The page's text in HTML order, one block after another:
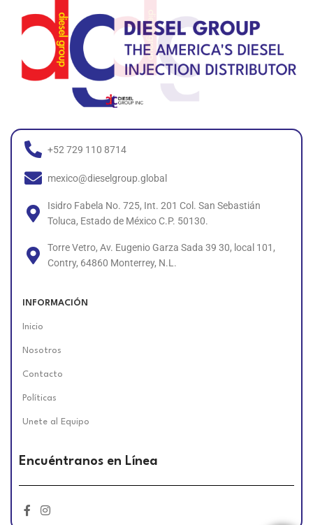
+52 729 110 8714
mexico@dieselgroup.global
Isidro Fabela No. 725, Int. 201 Col. San Sebastián
Toluca, Estado de México C.P. 50130.
Torre Vetro, Av. Eugenio Garza Sada 39 30, local 101,
Contry, 64860 Monterrey, N.L.
INFORMACIÓN
Inicio
Nosotros
Contacto
Políticas
Unete al Equipo
Encuéntranos en Línea